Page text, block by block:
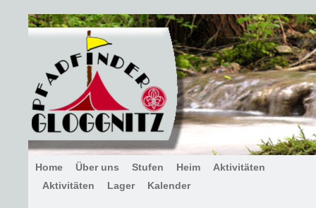
Home Über uns Stufen Heim
Aktivitäten
Aktivitäten
Lager Kalender